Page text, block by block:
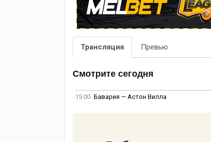
Трансляция Превью
Смотрите сегодня
15:00 Бавария — Астон Вилла